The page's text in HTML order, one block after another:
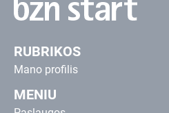
RUBRIKOS
Mano profilis
MENIU